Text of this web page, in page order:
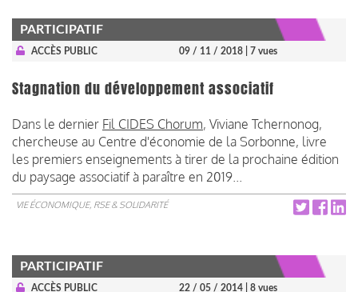
PARTICIPATIF
ACCÈS PUBLIC 09 / 11 / 2018 | 7 vues
Stagnation du développement associatif
Dans le dernier Fil CIDES Chorum, Viviane Tchernonog,
chercheuse au Centre d'économie de la Sorbonne, livre
les premiers enseignements à tirer de la prochaine édition
du paysage associatif à paraître en 2019...
VIE ÉCONOMIQUE, RSE & SOLIDARITÉ
PARTICIPATIF
ACCÈS PUBLIC 22 / 05 / 2014 | 8 vues